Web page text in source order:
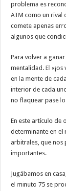
problema es
ATM como un rival
comete apenas
algunos que
Para volver a
mentalidad. El
en la mente de
interior de cada
no flaquear pase
En este artículo de
determinante en el
arbitrales, que nos
importantes.
Jugábamos en
el minuto 75 se